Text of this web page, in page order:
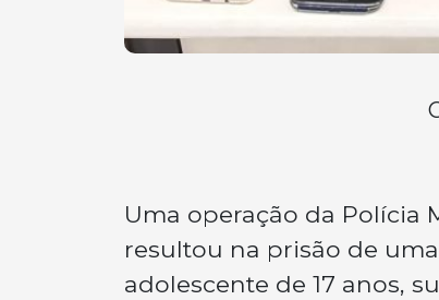
Uma operação da Polícia
resultou na prisão de
adolescente de 17 anos,